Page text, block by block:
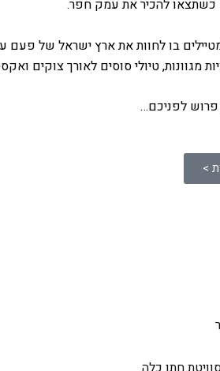
כשתצאו להכיר את עמק חפר.
בו לחוות את ארץ ישראל של פעם על
מגוונות, טיולי סוסים לאורך צוקים
לפניכם…
>